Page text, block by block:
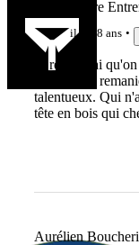
Marc Lièvre
il y a 8 ans
Je retiendrai
une équipe
talentueux. Qui
tête en bois qui
Aurélien